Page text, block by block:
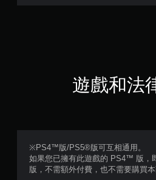
遊戲和法
※PS4™版/PS5®版可互相通用。
如果您已擁有此遊戲的 PS4™ 版，
版，不需額外付費，也不需要購買本